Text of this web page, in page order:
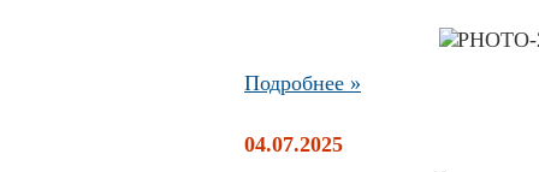
Подробнее »
04.07.2025